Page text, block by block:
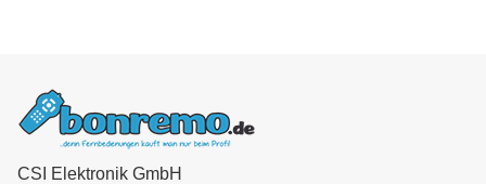
CSI Elektronik GmbH